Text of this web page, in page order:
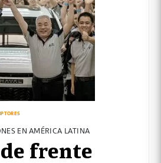
EN AMÉRICA LATINA
frente